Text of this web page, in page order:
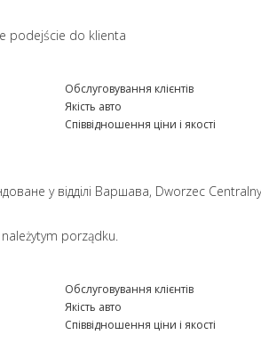
podejście do klienta
Обслуговування клієнтів
Якість авто
Співвідношення ціни і якості
у відділі Варшава, Dworzec
porządku.
Обслуговування клієнтів
Якість авто
Співвідношення ціни і якості